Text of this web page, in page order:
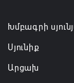
Խմբագրի
Սյունիք
Արցախ